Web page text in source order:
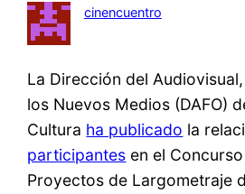
cinencuentro
La Dirección del
los Nuevos Medios (DAFO)
Cultura ha publicado la
participantes en el
Proyectos de Largometraje